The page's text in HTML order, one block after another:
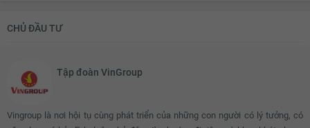
Vinhomes Ocean Park ở đâu?
Vinhomes Ocean Park nằm tại địa bàn thị trấn Trâu Quỳ, Đa Tốn, Dương Xá,
ngã tư quốc lộ 1A, cách cầu Vĩnh Tuy 16 phút di chuyển, đại học Nông
CHỦ ĐẦU TƯ
Tập đoàn VinGroup
Vingroup là nơi hội tụ cùng phát triển của những con người có lý tưởng, có